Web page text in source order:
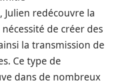
redécouvre la
de créer des
la transmission de
Ce type de
dans de nombreux